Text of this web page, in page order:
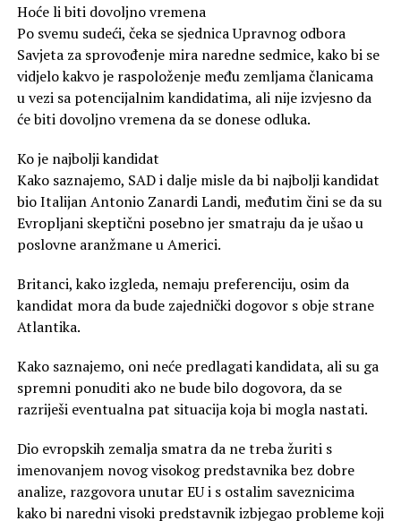
Hoće li biti dovoljno vremena
Po svemu sudeći, čeka se sjednica Upravnog odbora
Savjeta za sprovođenje mira naredne sedmice, kako bi se
vidjelo kakvo je raspoloženje među zemljama članicama
u vezi sa potencijalnim kandidatima, ali nije izvjesno da
će biti dovoljno vremena da se donese odluka.
Ko je najbolji kandidat
Kako saznajemo, SAD i dalje misle da bi najbolji kandidat
bio Italijan Antonio Zanardi Landi, međutim čini se da su
Evropljani skeptični posebno jer smatraju da je ušao u
poslovne aranžmane u Americi.
Britanci, kako izgleda, nemaju preferenciju, osim da
kandidat mora da bude zajednički dogovor s obje strane
Atlantika.
Kako saznajemo, oni neće predlagati kandidata, ali su ga
spremni ponuditi ako ne bude bilo dogovora, da se
razriješi eventualna pat situacija koja bi mogla nastati.
Dio evropskih zemalja smatra da ne treba žuriti s
imenovanjem novog visokog predstavnika bez dobre
analize, razgovora unutar EU i s ostalim saveznicima
kako bi naredni visoki predstavnik izbjegao probleme koji